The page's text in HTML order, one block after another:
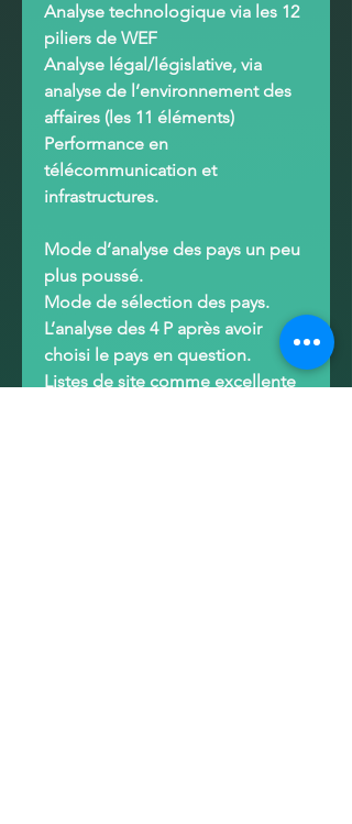
Analyse technologique via les 12
piliers de WEF
Analyse légal/législative, via
analyse de l’environnement des
affaires (les 11 éléments)
Performance en
télécommunication et
infrastructures.
Mode d’analyse des pays un peu
plus poussé.
Mode de sélection des pays.
L’analyse des 4 P après avoir
choisi le pays en question.
Listes de site comme excellente